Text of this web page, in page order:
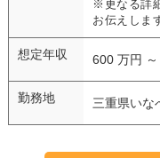
※更なる詳
お伝えしま
想定年収 600 万円
勤務地 三重県いな